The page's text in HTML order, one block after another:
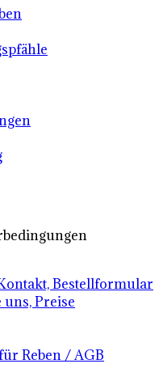
Bestellformular
uns, Preise
Reben / AGB